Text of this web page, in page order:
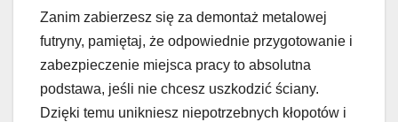
Zanim zabierzesz się za demontaż metalowej
futryny, pamiętaj, że odpowiednie przygotowanie i
zabezpieczenie miejsca pracy to absolutna
podstawa, jeśli nie chcesz uszkodzić ściany.
Dzięki temu unikniesz niepotrzebnych kłopotów i